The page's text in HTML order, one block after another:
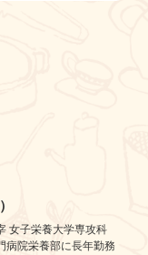
女子栄養大学専攻科
病院栄養部に長年勤務